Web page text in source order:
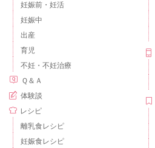
妊娠前・妊活
妊娠中
出産
育児
不妊・不妊治療
Ｑ＆Ａ
体験談
レシピ
離乳食レシピ
妊娠食レシピ